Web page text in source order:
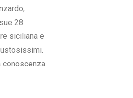
28
siciliana e
conoscenza